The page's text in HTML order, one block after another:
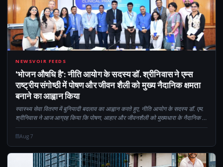
CM
NEWSVOIR FEEDS
'भोजन औषधि है': नीति आयोग के सदस्य डॉ. श्रीनिवास ने एम्स
राष्ट्रीय संगोष्ठी में पोषण और जीवन शैली को मुख्य नैदानिक ​​​​क्षमता
बनाने का आह्वान किया
स्वास्थ्य सेवा वितरण में बुनियादी बदलाव का आह्वान करते हुए, नीति आयोग के सदस्य डॉ. एम.
श्रीनिवास ने आज आग्रह किया कि पोषण, आहार और जीवनशैली को मुख्यधारा के नैदानिक ​​​​
अभ्यास और स्नातक चिकित्सा शिक्षा में एकीकृत किया जाए...
Aug 7